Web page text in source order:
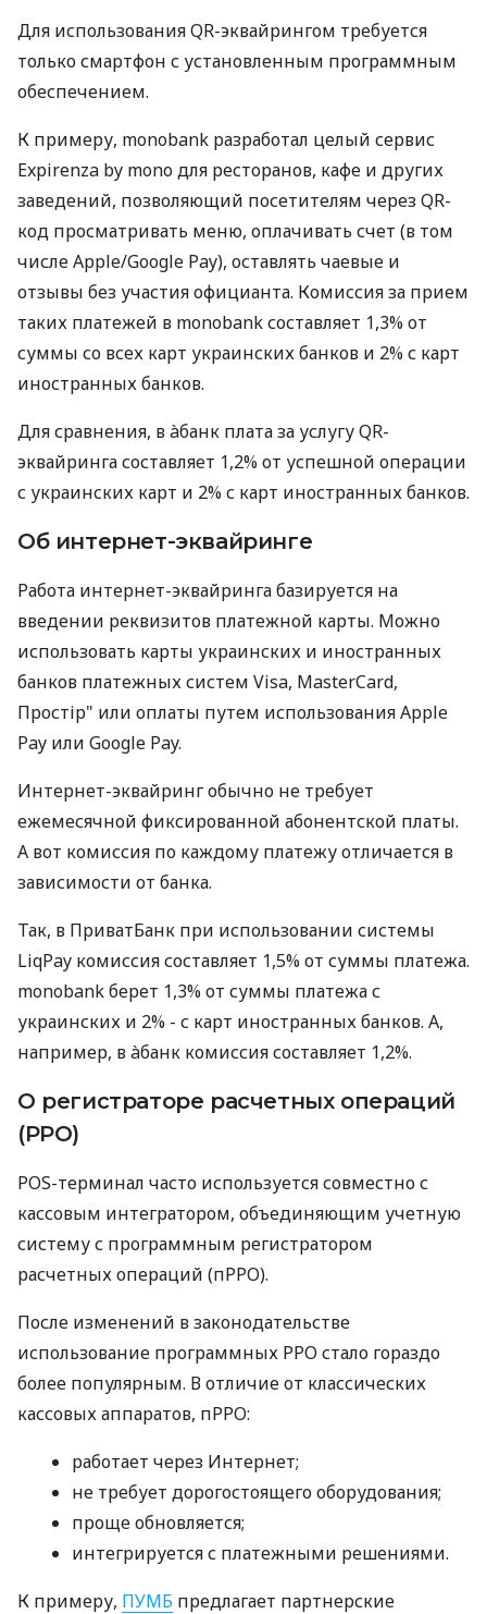
Для использования QR-эквайрингом требуется
только смартфон с установленным программным
обеспечением.
К примеру, monobank разработал целый сервис
Expirenza by mono для ресторанов, кафе и других
заведений, позволяющий посетителям через QR-
код просматривать меню, оплачивать счет (в том
числе Apple/Google Pay), оставлять чаевые и
отзывы без участия официанта. Комиссия за прием
таких платежей в monobank составляет 1,3% от
суммы со всех карт украинских банков и 2% с карт
иностранных банков.
Для сравнения, в àбанк плата за услугу QR-
эквайринга составляет 1,2% от успешной операции
с украинских карт и 2% с карт иностранных банков.
Об интернет-эквайринге
Работа интернет-эквайринга базируется на
введении реквизитов платежной карты. Можно
использовать карты украинских и иностранных
банков платежных систем Visa, MasterCard,
Простір" или оплаты путем использования Apple
Pay или Google Pay.
Интернет-эквайринг обычно не требует
ежемесячной фиксированной абонентской платы.
А вот комиссия по каждому платежу отличается в
зависимости от банка.
Так, в ПриватБанк при использовании системы
LiqPay комиссия составляет 1,5% от суммы платежа.
monobank берет 1,3% от суммы платежа с
украинских и 2% - с карт иностранных банков. А,
например, в àбанк комиссия составляет 1,2%.
О регистраторе расчетных операций
(РРО)
POS-терминал часто используется совместно с
кассовым интегратором, объединяющим учетную
систему с программным регистратором
расчетных операций (пРРО).
После изменений в законодательстве
использование программных РРО стало гораздо
более популярным. В отличие от классических
кассовых аппаратов, пРРО:
работает через Интернет;
не требует дорогостоящего оборудования;
проще обновляется;
интегрируется с платежными решениями.
К примеру, ПУМБ предлагает партнерские